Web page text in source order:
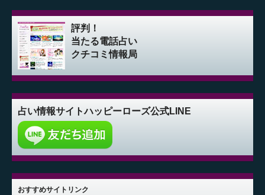
評判！
当たる電話占い
クチコミ情報局
占い情報サイトハッピーローズ公式LINE
おすすめサイトリンク